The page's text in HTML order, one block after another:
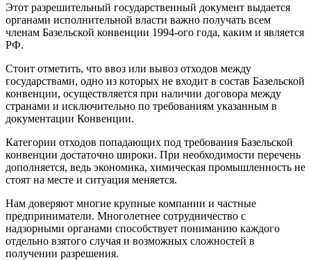
Этот разрешительный государственный документ выдается
органами исполнительной власти важно получать всем
членам Базельской конвенции 1994-ого года, каким и является
РФ.
Стоит отметить, что ввоз или вывоз отходов между
государствами, одно из которых не входит в состав Базельской
конвенции, осуществляется при наличии договора между
странами и исключительно по требованиям указанным в
документации Конвенции.
Категории отходов попадающих под требования Базельской
конвенции достаточно широки. При необходимости перечень
дополняется, ведь экономика, химическая промышленность не
стоят на месте и ситуация меняется.
Нам доверяют многие крупные компании и частные
предприниматели. Многолетнее сотрудничество с
надзорными органами способствует пониманию каждого
отдельно взятого случая и возможных сложностей в
получении разрешения.